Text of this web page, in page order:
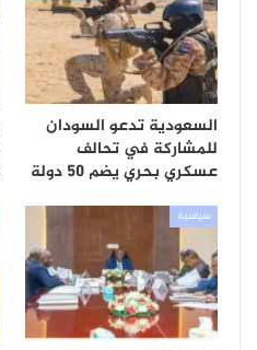
السعودية تدعو السودان
للمشاركة في تحالف
عسكري بحري يضم 50 دولة
سياسية